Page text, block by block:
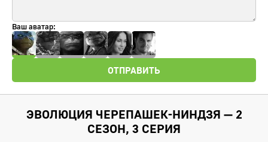
Ваш аватар:
ОТПРАВИТЬ
ЭВОЛЮЦИЯ ЧЕРЕПАШЕК-НИНДЗЯ — 2
СЕЗОН, 3 СЕРИЯ